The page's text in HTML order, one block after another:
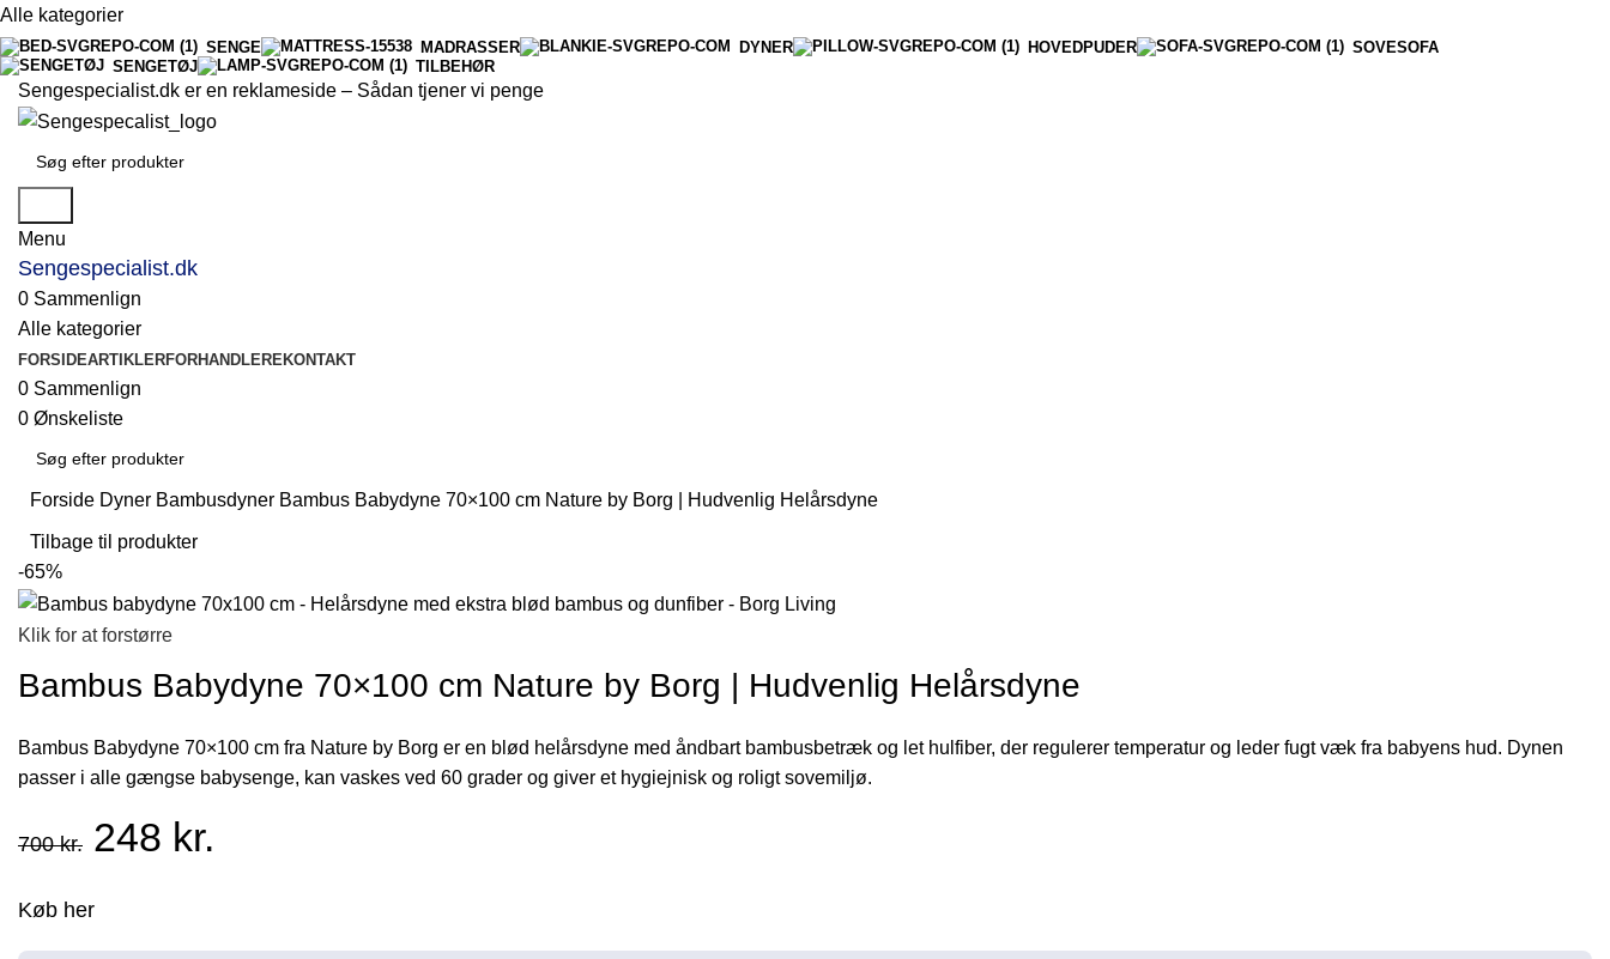
Alle kategorier
SENGE MADRASSER DYNER HOVEDPUDER
SOVESOFA
SENGETØJ
TILBEHØR
Sengespecialist.dk er en reklameside – Sådan tjener vi penge
Menu
Sengespecialist.dk
0 Sammenlign
Alle kategorier
FORSIDEARTIKLERFORHANDLEREKONTAKT
0 Sammenlign
0 Ønskeliste
Søg
Forside Dyner Bambusdyner Bambus Babydyne 70×100 cm Nature by Borg | Hudvenlig Helårsdyne
Tilbage til produkter
-65%
Klik for at forstørre
Bambus Babydyne 70×100 cm Nature by Borg | Hudvenlig Helårsdyne
Bambus Babydyne 70×100 cm fra Nature by Borg er en blød helårsdyne med åndbart bambusbetræk og let hulfiber, der regulerer temperatur og leder fugt væk fra babyens hud. Dynen
passer i alle gængse babysenge, kan vaskes ved 60 grader og giver et hygiejnisk og roligt sovemiljø.
700kr. Den
oprindelige
248 kr.
Køb her